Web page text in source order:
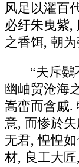
风足以濯百
必纡朱曳紫,
之香饵, 朝
“夫斥
幽岫贸沧海
嵩峦而含戚.
意, 而惨於
无君, 惶惶
材, 良工大